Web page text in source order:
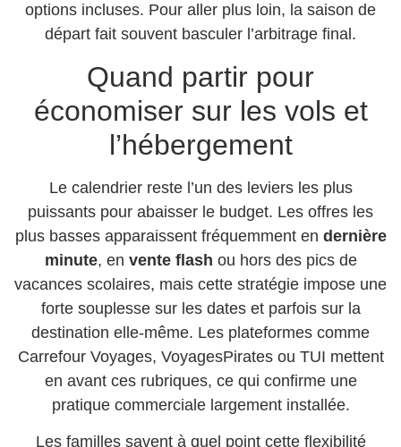
options incluses. Pour aller plus loin, la saison de
départ fait souvent basculer l’arbitrage final.
Quand partir pour
économiser sur les vols et
l’hébergement
Le calendrier reste l’un des leviers les plus
puissants pour abaisser le budget. Les offres les
plus basses apparaissent fréquemment en dernière
minute, en vente flash ou hors des pics de
vacances scolaires, mais cette stratégie impose une
forte souplesse sur les dates et parfois sur la
destination elle-même. Les plateformes comme
Carrefour Voyages, VoyagesPirates ou TUI mettent
en avant ces rubriques, ce qui confirme une
pratique commerciale largement installée.
Les familles savent à quel point cette flexibilité